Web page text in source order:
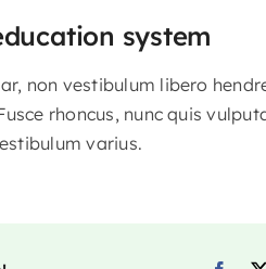
system
non vestibulum libero
rhoncus, nunc quis
varius.